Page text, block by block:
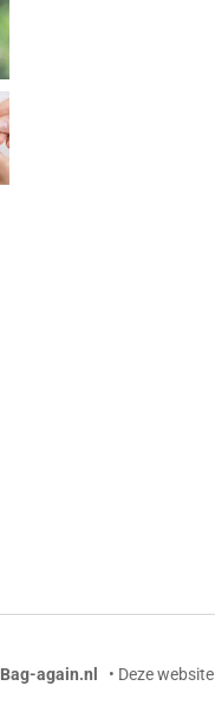
Bag-again.nl • Deze